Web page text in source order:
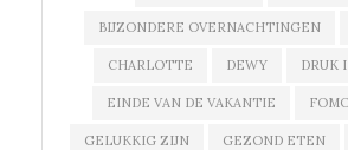
BIJZONDERE OVERNACHTINGEN
CHARLOTTE DEWY DRUK
EINDE VAN DE VAKANTIE
GELUKKIG ZIJN GEZOND ETEN